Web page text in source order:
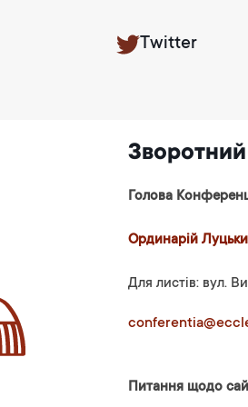
Twitter
Зворотний
Голова
Ординарій
Для листів: вул.
Питання щодо